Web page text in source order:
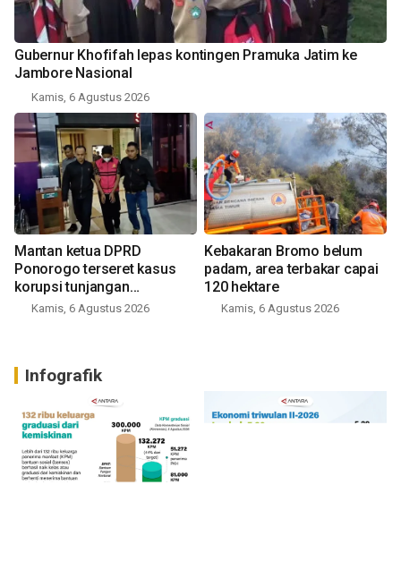
Gubernur Khofifah lepas kontingen Pramuka Jatim ke
Jambore Nasional
Kamis, 6 Agustus 2026
Mantan ketua DPRD
Ponorogo terseret kasus
korupsi tunjangan
perumahan
Kamis, 6 Agustus 2026
Kebakaran Bromo belum
padam, area terbakar capai
120 hektare
Kamis, 6 Agustus 2026
Infografik